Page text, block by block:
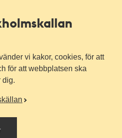
vi kakor, cookies, för att
för att webbplatsen ska
dig.